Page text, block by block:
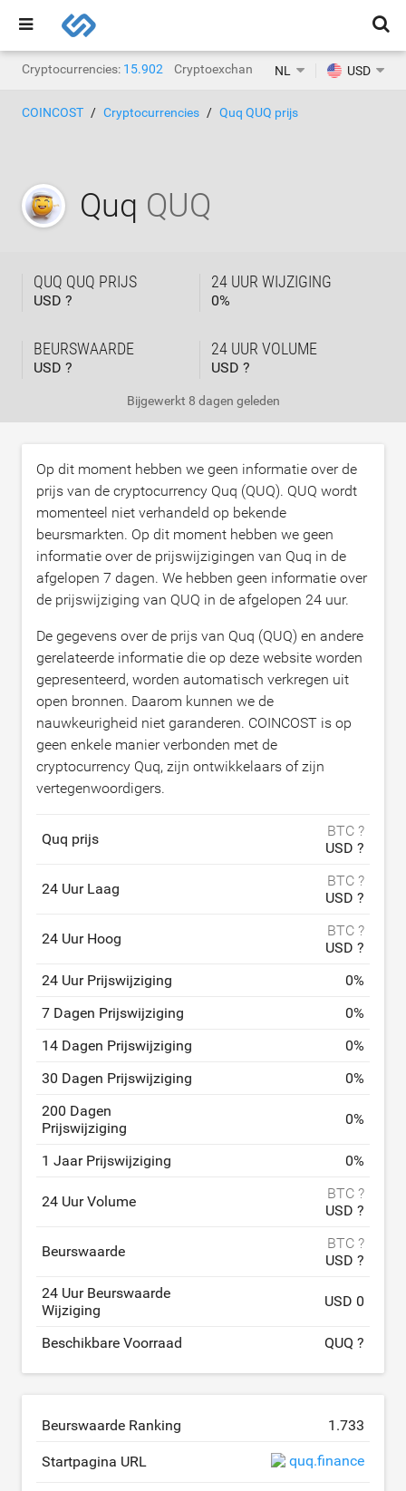
Cryptocurrencies: 15.902 Cryptoexchanges: 1.468
NL USD
COINCOST Cryptocurrencies Quq QUQ prijs
Quq QUQ
QUQ QUQ PRIJS
USD ?
24 UUR WIJZIGING
0%
BEURSWAARDE
USD ?
24 UUR VOLUME
USD ?
Bijgewerkt 8 dagen geleden
Op dit moment hebben we geen informatie over de
prijs van de cryptocurrency Quq (QUQ). QUQ wordt
momenteel niet verhandeld op bekende
beursmarkten. Op dit moment hebben we geen
informatie over de prijswijzigingen van Quq in de
afgelopen 7 dagen. We hebben geen informatie over
de prijswijziging van QUQ in de afgelopen 24 uur.
De gegevens over de prijs van Quq (QUQ) en andere
gerelateerde informatie die op deze website worden
gepresenteerd, worden automatisch verkregen uit
open bronnen. Daarom kunnen we de
nauwkeurigheid niet garanderen. COINCOST is op
geen enkele manier verbonden met de
cryptocurrency Quq, zijn ontwikkelaars of zijn
vertegenwoordigers.
Quq prijs
BTC ?
USD ?
24 Uur Laag
BTC ?
USD ?
24 Uur Hoog
BTC ?
USD ?
24 Uur Prijswijziging
0%
7 Dagen Prijswijziging
0%
14 Dagen Prijswijziging
0%
30 Dagen Prijswijziging
0%
200 Dagen
Prijswijziging
0%
1 Jaar Prijswijziging 0%
24 Uur Volume
BTC ?
USD ?
Beurswaarde
BTC ?
USD ?
24 Uur Beurswaarde
Wijziging
USD 0
Beschikbare Voorraad QUQ ?
Beurswaarde Ranking 1.733
Startpagina URL quq.finance